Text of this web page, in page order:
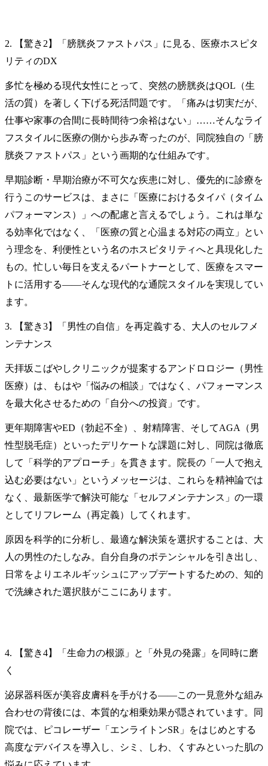
2. 【驚き2】「膀胱炎ファストパス」に見る、医療ホスピタ
リティのDX
多忙を極める現代女性にとって、突然の膀胱炎はQOL（生
活の質）を著しく下げる死活問題です。「痛みは切実だが、
仕事や家事の合間に長時間待つ余裕はない」……そんなライ
フスタイルに医療の側から歩み寄ったのが、同院独自の「膀
胱炎ファストパス」という画期的な仕組みです。
早期診断・早期治療が不可欠な疾患に対し、優先的に診療を
行うこのサービスは、まさに「医療におけるタイパ（タイム
パフォーマンス）」への配慮と言えるでしょう。これは単な
る効率化ではなく、「医療の質と心温まる対応の両立」とい
う理念を、利便性という名のホスピタリティへと具現化した
もの。忙しい毎日を支えるパートナーとして、医療をスマー
トに活用する——そんな現代的な通院スタイルを実現してい
ます。
3. 【驚き3】「男性の自信」を再定義する、大人のセルフメ
ンテナンス
天拝坂こばやしクリニックが提案するアンドロロジー（男性
医療）は、もはや「悩みの相談」ではなく、パフォーマンス
を最大化させるための「自分への投資」です。
更年期障害やED（勃起不全）、射精障害、そしてAGA（男
性型脱毛症）といったデリケートな課題に対し、同院は徹底
して「科学的アプローチ」を貫きます。院長の「一人で抱え
込む必要はない」というメッセージは、これらを精神論では
なく、最新医学で解決可能な「セルフメンテナンス」の一環
としてリフレーム（再定義）してくれます。
原因を科学的に分析し、最適な解決策を選択することは、大
人の男性のたしなみ。自分自身のポテンシャルを引き出し、
日常をよりエネルギッシュにアップデートするための、知的
で洗練された選択肢がここにあります。
4. 【驚き4】「生命力の根源」と「外見の発露」を同時に磨
く
泌尿器科医が美容皮膚科を手がける——この一見意外な組み
合わせの背後には、本質的な相乗効果が隠されています。同
院では、ピコレーザー「エンライトンSR」をはじめとする
高度なデバイスを導入し、シミ、しわ、くすみといった肌の